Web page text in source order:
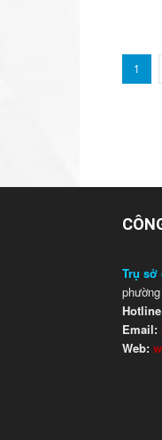
1
Trụ sở
Email:
Web: